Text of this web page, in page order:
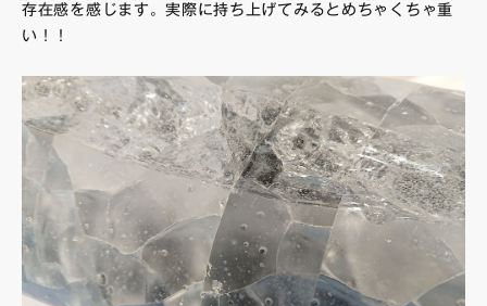
存在感を感じます。実際に持ち上げてみるとめちゃくちゃ重
い！！